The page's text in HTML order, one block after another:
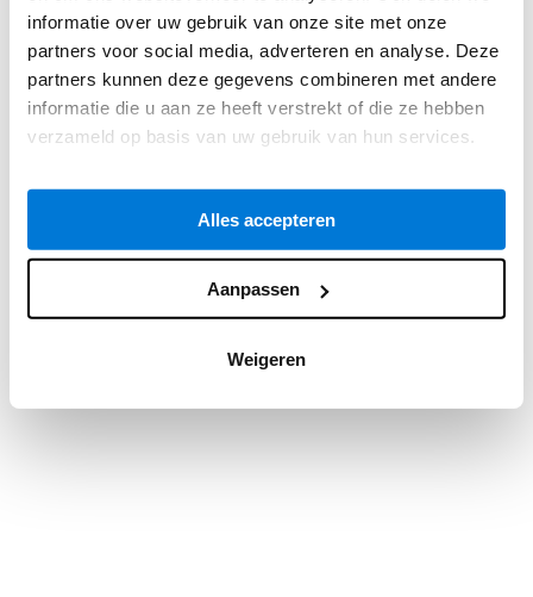
informatie over uw gebruik van onze site met onze
partners voor social media, adverteren en analyse. Deze
partners kunnen deze gegevens combineren met andere
informatie die u aan ze heeft verstrekt of die ze hebben
verzameld op basis van uw gebruik van hun services.
Alles accepteren
Aanpassen
Weigeren
Application error: a client-side exception has occurred while
loadingwww.asv.nl(see the browser consolefor more
information).